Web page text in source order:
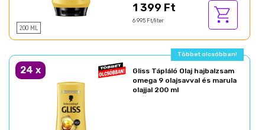
200 ML
1 399 Ft
6 995 Ft/liter
Többet olcsóbban!
24 x
Gliss Tápláló Olaj hajbalzsam
omega 9 olajsavval és marula
olajjal 200 ml